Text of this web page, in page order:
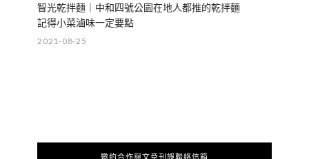
智光乾拌麵｜中和四號公園在地人都推的乾拌麵
記得小菜滷味一定要點
2021-08-25
邀約合作與文章刊誤聯絡信箱